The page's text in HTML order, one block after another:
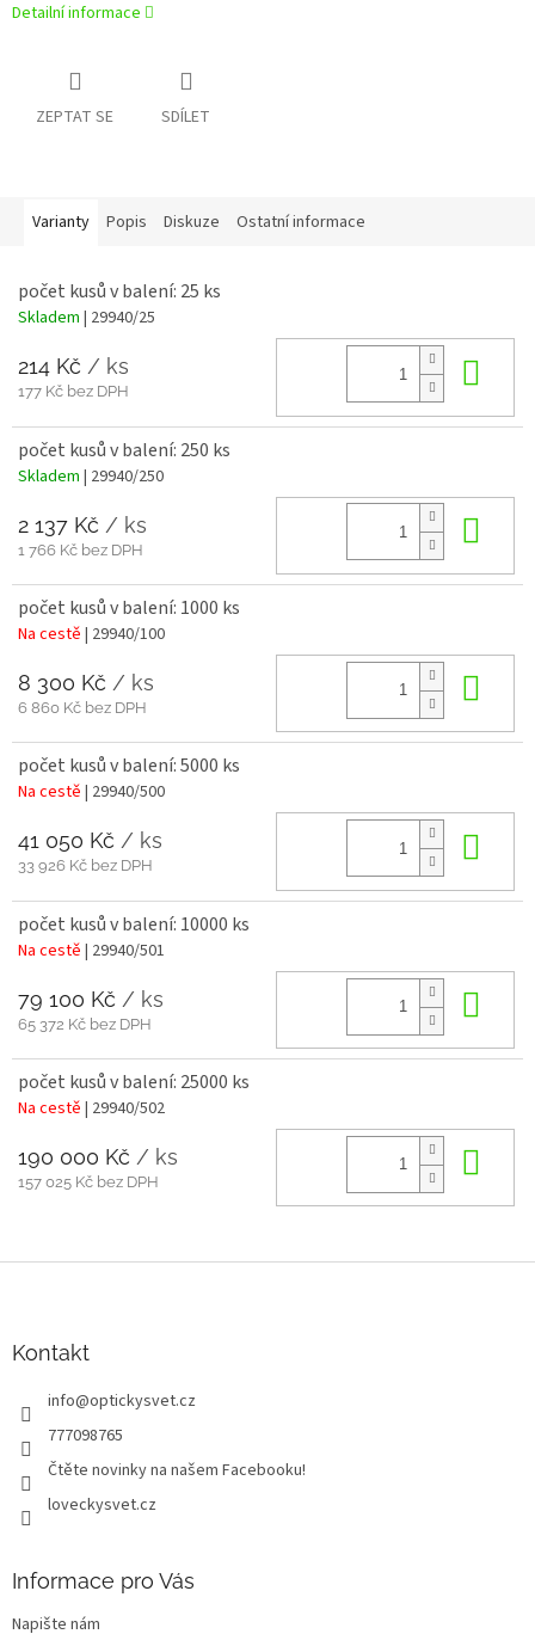
Detailní informace
ZEPTAT SE SDÍLET
Varianty Popis Diskuze Ostatní informace
počet kusů v balení: 25 ks
Skladem | 29940/25
214 Kč / ks
177 Kč bez DPH
počet kusů v balení: 250 ks
Skladem | 29940/250
2 137 Kč / ks
1 766 Kč bez DPH
počet kusů v balení: 1000 ks
Na cestě | 29940/100
8 300 Kč / ks
6 860 Kč bez DPH
počet kusů v balení: 5000 ks
Na cestě | 29940/500
41 050 Kč / ks
33 926 Kč bez DPH
počet kusů v balení: 10000 ks
Na cestě | 29940/501
79 100 Kč / ks
65 372 Kč bez DPH
počet kusů v balení: 25000 ks
Na cestě | 29940/502
190 000 Kč / ks
157 025 Kč bez DPH
Kontakt
info@optickysvet.cz
777098765
Čtěte novinky na našem Facebooku!
loveckysvet.cz
Informace pro Vás
Napište nám